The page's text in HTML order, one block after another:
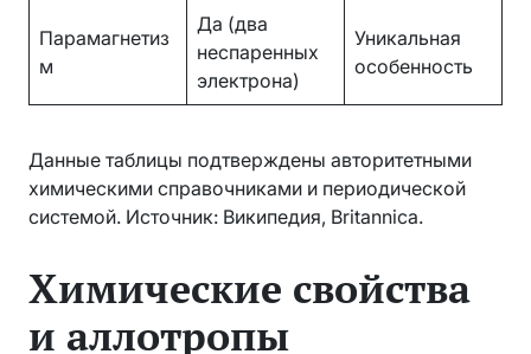
Парамагнетиз
м
Да (два
неспаренных
электрона)
Уникальная
особенность
Данные таблицы подтверждены авторитетными
химическими справочниками и периодической
системой. Источник: Википедия, Britannica.
Химические свойства
и аллотропы